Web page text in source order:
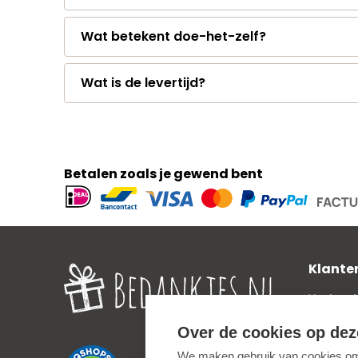
Wat betekent doe-het-zelf?
Wat is de levertijd?
Betalen zoals je gewend bent
Geaccepteerde
betaalmethoden
Zakelijk
Over de cookies op